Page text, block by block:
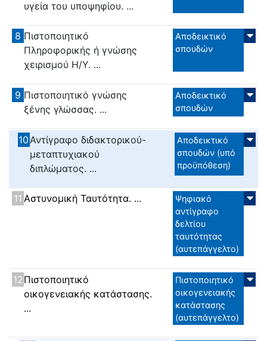
υγεία του υποψηφίου. ...
8 Πιστοποιητικό
Πληροφορικής ή γνώσης
χειρισμού Η/Υ. ...
Αποδεικτικό
σπουδών
9 Πιστοποιητικό γνώσης
ξένης γλώσσας. ...
Αποδεικτικό
σπουδών
10 Αντίγραφο διδακτορικού-
μεταπτυχιακού
διπλώματος. ...
Αποδεικτικό
σπουδών (υπό
προϋπόθεση)
11 Αστυνομική Ταυτότητα. ...
Ψηφιακό
αντίγραφο
δελτίου
ταυτότητας
(αυτεπάγγελτο)
12 Πιστοποιητικό
οικογενειακής κατάστασης.
...
Πιστοποιητικό
οικογενειακής
κατάστασης
(αυτεπάγγελτο)